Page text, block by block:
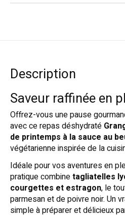
Description
Saveur raffinée en
Offrez-vous une pause
avec ce repas déshydraté
de printemps à la sauce au
végétarienne inspirée de la
Idéale pour vos aventures en
pratique combinetagliatelles
courgettes et estragon, le
parmesan et de poivre noir. Un
simple à préparer et délicieux